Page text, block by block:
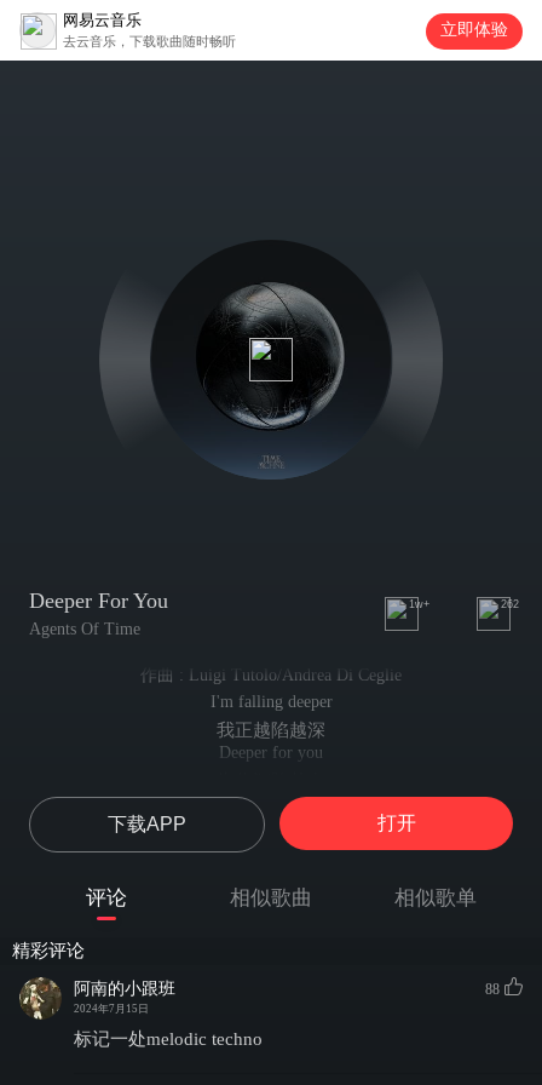
网易云音乐
去云音乐，下载歌曲随时畅听
立即体验
Deeper For You
Agents Of Time
1w+ 262
作曲 : Luigi Tutolo/Andrea Di Ceglie
I'm falling deeper
我正越陷越深
Deeper for you
I'm falling deeper
我正逐渐沉沦
Deeper for you
We're like sparks
我们是火的化身
下载APP 打开
评论 相似歌曲 相似歌单
精彩评论
阿南的小跟班
2024年7月15日
88
标记一处melodic techno